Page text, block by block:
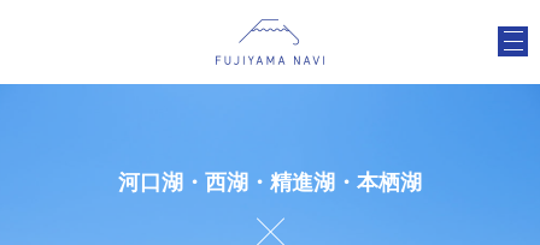
河口湖・西湖・精進湖・本栖湖